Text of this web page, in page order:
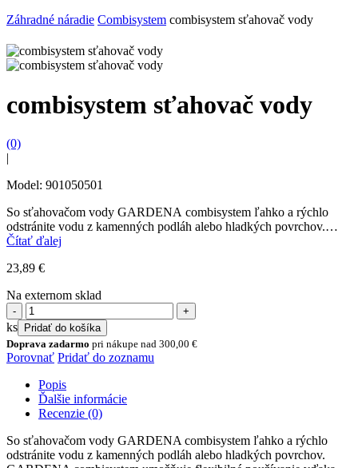
Záhradné náradie Combisystem combisystem sťahovač vody
combisystem sťahovač vody
(0)
|
Model: 901050501
So sťahovačom vody GARDENA combisystem ľahko a rýchlo
odstránite vodu z kamenných podláh alebo hladkých povrchov.
GARDENA combisystem umožňuje flexibilné používanie vďaka
Čítať ďalej
23,89 €
Na externom sklad
množstvo
combisystem
sťahovač
vody
ks
Pridať do košíka
Doprava zadarmo pri nákupe nad 300,00 €
Porovnať Pridať do zoznamu
Popis
Ďalšie informácie
Recenzie (0)
So sťahovačom vody GARDENA combisystem ľahko a rýchlo
odstránite vodu z kamenných podláh alebo hladkých povrchov.